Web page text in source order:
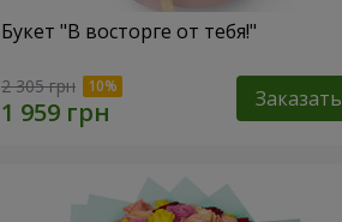
Букет "В восторге от тебя!"
2 305 грн Заказать